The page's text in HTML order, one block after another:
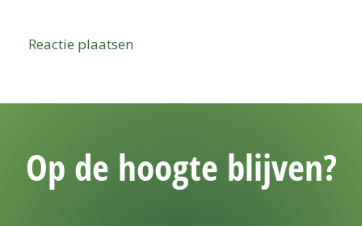
Op de hoogte blijven?